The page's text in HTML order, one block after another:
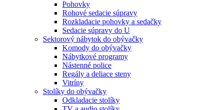
Pohovky
Rohové sedacie súpravy
Rozkladacie pohovky a sedačky
Sedacie súpravy do U
Sektorový nábytok do obývačky
Komody do obývačky
Nábytkové programy
Nástenné police
Regály a deliace steny
Vitríny
Stolíky do obývačky
Odkladacie stolíky